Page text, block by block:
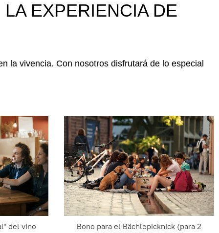
EXPERIENCIA DE
la vivencia. Con nosotros disfrutará de lo especial
del vino
Bono para el Bächlepicknick (para 2